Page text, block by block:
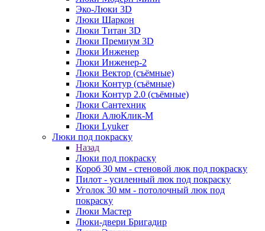
Эко-Люки 3D
Люки Шаркон
Люки Титан 3D
Люки Премиум 3D
Люки Инженер
Люки Инженер-2
Люки Вектор (съёмные)
Люки Контур (съёмные)
Люки Контур 2.0 (съёмные)
Люки Сантехник
Люки АлюКлик-М
Люки Lyuker
Люки под покраску
Назад
Люки под покраску
Короб 30 мм - стеновой люк под покраску
Пилот - усиленный люк под покраску
Уголок 30 мм - потолочный люк под
покраску
Люки Мастер
Люки-двери Бригадир